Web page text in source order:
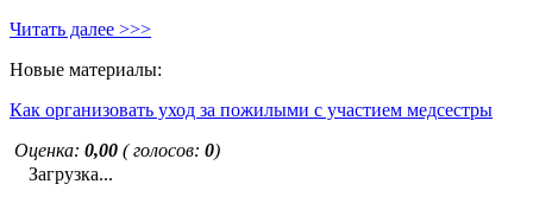
Читать далее >>>
Новые материалы:
Как организовать уход за пожилыми с участием медсестры
Оценка: 0,00 ( голосов: 0)
Загрузка...